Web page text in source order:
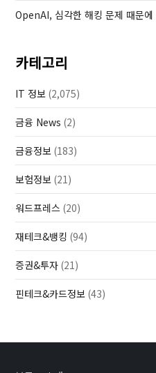
경
OpenAI, 심각한 해킹 문제 때문
카테고리
IT 정보 (2,075)
금융 News (2)
금융정보 (183)
보험정보 (21)
워드프레스 (20)
재테크&뱅킹 (94)
증권&투자 (21)
핀테크&카드정보 (43)